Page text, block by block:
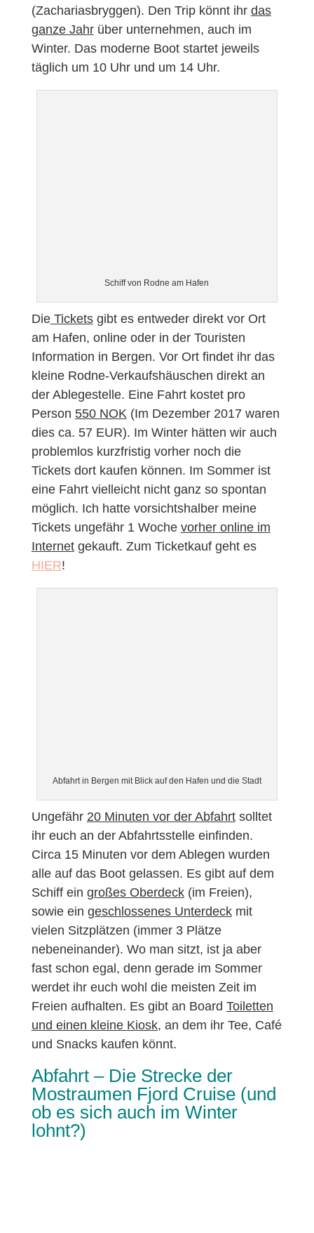
(Zachariasbryggen). Den Trip könnt ihr das
ganze Jahrüber unternehmen, auch im
Winter. Das moderne Boot startet jeweils
täglich um 10 Uhr und um 14 Uhr.
Schiff von Rodne am Hafen
DieTicketsgibt es entweder direkt vor Ort
am Hafen, online oder in der Touristen
Information in Bergen. Vor Ort findet ihr das
kleine Rodne-Verkaufshäuschen direkt an
der Ablegestelle. Eine Fahrt kostet pro
Person 550 NOK(Im Dezember 2017 waren
dies ca. 57 EUR). Im Winter hätten wir auch
problemlos kurzfristig vorher noch die
Tickets dort kaufen können. Im Sommer ist
eine Fahrt vielleicht nicht ganz so spontan
möglich. Ich hatte vorsichtshalber meine
Tickets ungefähr 1 Woche vorher online im
Internetgekauft. Zum Ticketkauf geht es
HIER!
Abfahrt in Bergen mit Blick auf den Hafen und die Stadt
Ungefähr 20 Minuten vor der Abfahrtsolltet
ihr euch an der Abfahrtsstelle einfinden.
Circa 15 Minuten vor dem Ablegen wurden
alle auf das Boot gelassen. Es gibt auf dem
Schiff ein großes Oberdeck(im Freien),
sowie ein geschlossenes Unterdeckmit
vielen Sitzplätzen (immer 3 Plätze
nebeneinander). Wo man sitzt, ist ja aber
fast schon egal, denn gerade im Sommer
werdet ihr euch wohl die meisten Zeit im
Freien aufhalten. Es gibt an Board Toiletten
und einen kleine Kiosk, an dem ihr Tee, Café
und Snacks kaufen könnt.
Abfahrt – Die Strecke der
Mostraumen Fjord Cruise (und
ob es sich auch im Winter
lohnt?)